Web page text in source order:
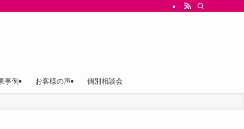
ーパス（存在意義）を軸にしたブランド構築と、言葉の設計、世界観ストー
事例 お客様の声 個別相談会